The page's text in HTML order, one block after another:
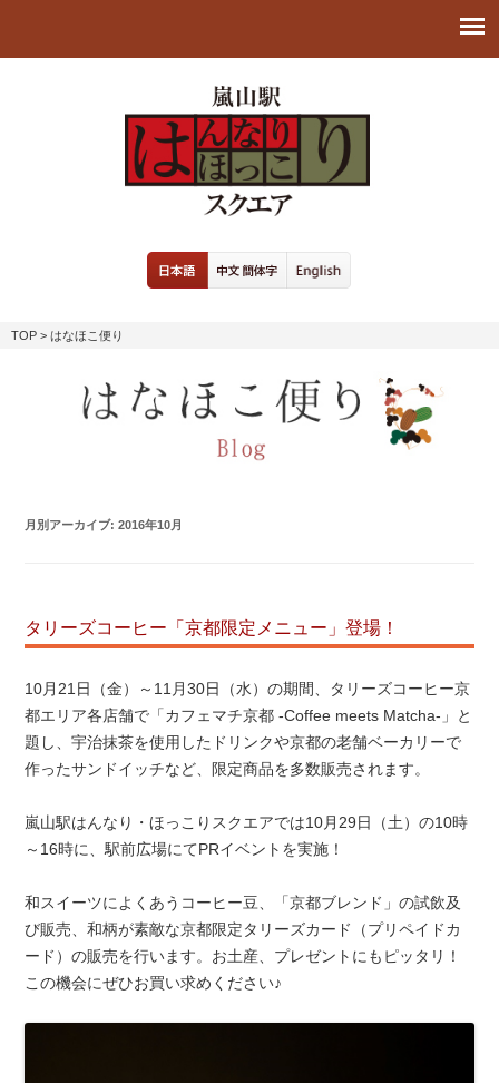
TOP > はなほこ便り
月別アーカイブ:2016年10月
タリーズコーヒー「京都限定メニュー」登場！
10月21日（金）～11月30日（水）の期間、タリーズコーヒー京
都エリア各店舗で「カフェマチ京都 -Coffee meets Matcha-」と
題し、宇治抹茶を使用したドリンクや京都の老舗ベーカリーで
作ったサンドイッチなど、限定商品を多数販売されます。
嵐山駅はんなり・ほっこりスクエアでは10月29日（土）の10時
～16時に、駅前広場にてPRイベントを実施！
和スイーツによくあうコーヒー豆、「京都ブレンド」の試飲及
び販売、和柄が素敵な京都限定タリーズカード（プリペイドカ
ード）の販売を行います。お土産、プレゼントにもピッタリ！
この機会にぜひお買い求めください♪